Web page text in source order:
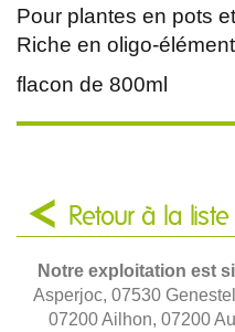
Pour plantes en pots
Riche en oligo-
flacon de 800ml
Retour à la liste
Notre exploitation est
Asperjoc, 07530
07200 Ailhon, 07200